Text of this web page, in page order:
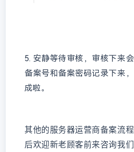
5. 安静等待审核，审核下来
备案号和备案密码记录下来
成啦。
其他的服务器运营商备案流
后欢迎新老顾客前来咨询我们